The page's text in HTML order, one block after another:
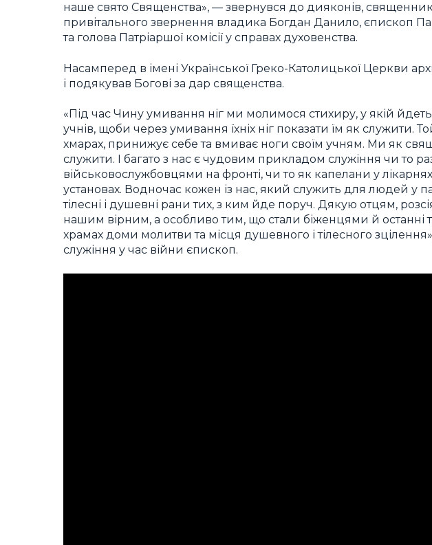
наше свято Священства», — звернувся до дияконів,
привітального звернення владика Богдан Данило, єпископ
та голова Патріаршої комісії у справах духовенства.
Насамперед в імені Української Греко-Католицької Церкви
і подякував Богові за дар священства.
«Під час Чину умивання ніг ми молимося стихиру, у якій
учнів, щоби через умивання їхніх ніг показати їм як служити.
хмарах, принижує себе та вмиває ноги своїм учням. Ми як
служити. І багато з нас є чудовим прикладом служіння чи то
військовослужбовцями на фронті, чи то як капелани у
установах. Водночас кожен із нас, який служить для людей у
тілесні і душевні рани тих, з ким йде поруч. Дякую отцям,
нашим вірним, а особливо тим, що стали біженцями й останні
храмах доми молитви та місця душевного і тілесного
служіння у час війни єпископ.